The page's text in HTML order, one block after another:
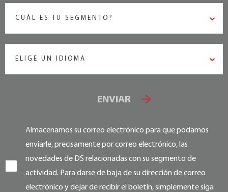
CUÁL ES TU SEGMENTO?
ELIGE UN IDIOMA
ENVIAR
Almacenamos su correo electrónico para que podamos
enviarle, precisamente por correo electrónico, las
novedades de DS relacionadas con su segmento de
actividad. Para darse de baja de su dirección de correo
electrónico y dejar de recibir el boletín, simplemente siga